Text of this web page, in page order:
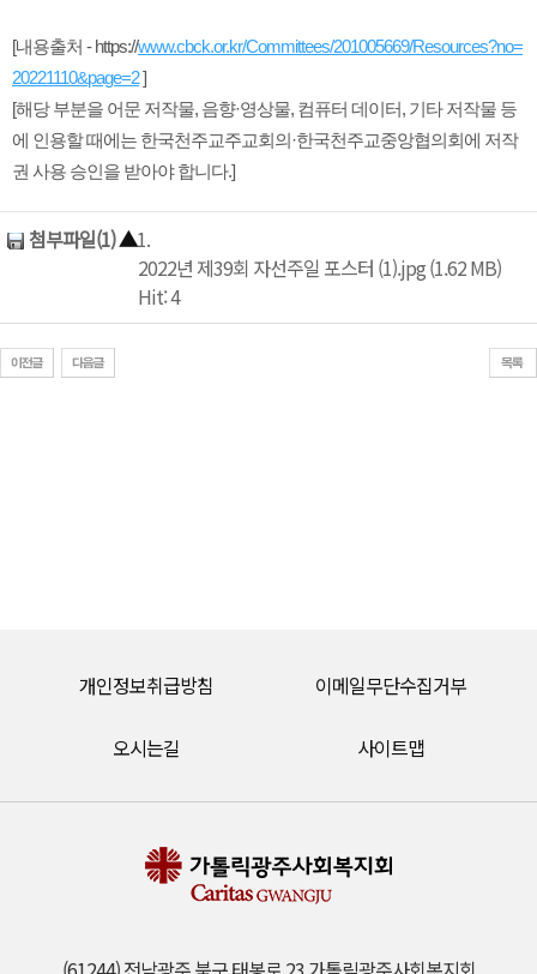
[내용출처 - https://www.cbck.or.kr/Committees/201005669/Resources?no=
20221110&page=2]
[해당 부분을 어문 저작물, 음향·영상물, 컴퓨터 데이터, 기타 저작물 등
에 인용할 때에는 한국천주교주교회의·한국천주교중앙협의회에 저작
권 사용 승인을 받아야 합니다.]
첨부파일(1)▲1.
2022년 제39회 자선주일 포스터 (1).jpg (1.62 MB)
Hit: 4
개인정보취급방침 이메일무단수집거부
오시는길 사이트맵